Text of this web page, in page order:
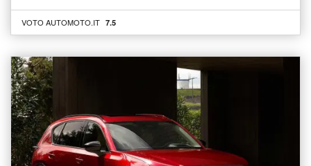
VOTO AUTOMOTO.IT 7.5